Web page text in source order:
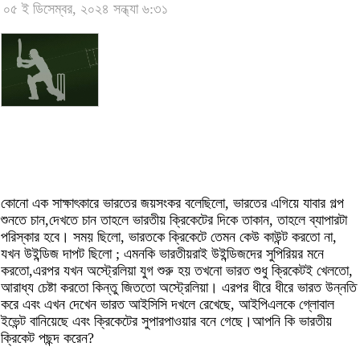
০৫ ই ডিসেম্বর, ২০২৪ সন্ধ্যা ৬:৩১
কোনো এক সাক্ষাৎকারে ভারতের জয়সংকর বলেছিলো, ভারতের এগিয়ে যাবার গল্প
শুনতে চান,দেখতে চান তাহলে ভারতীয় ক্রিকেটের দিকে তাকান, তাহলে ব্যাপারটা
পরিস্কার হবে। সময় ছিলো, ভারতকে ক্রিকেটে তেমন কেউ কাউন্ট করতো না,
যখন উইন্ডিজ দাপট ছিলো ; এমনকি ভারতীয়রাই উইন্ডিজদের সুপিরিয়র মনে
করতো,এরপর যখন অস্ট্রেলিয়া যুগ শুরু হয় তখনো ভারত শুধু ক্রিকেটই খেলতো,
আরাধ্য চেষ্টা করতো কিন্তু জিততো অস্ট্রেলিয়া। এরপর ধীরে ধীরে ভারত উন্নতি
করে এবং এখন দেখেন ভারত আইসিসি দখলে রেখেছে, আইপিএলকে গ্লোবাল
ইভেন্ট বানিয়েছে এবং ক্রিকেটের সুপারপাওয়ার বনে গেছে।আপনি কি ভারতীয়
ক্রিকেট পছন্দ করেন?